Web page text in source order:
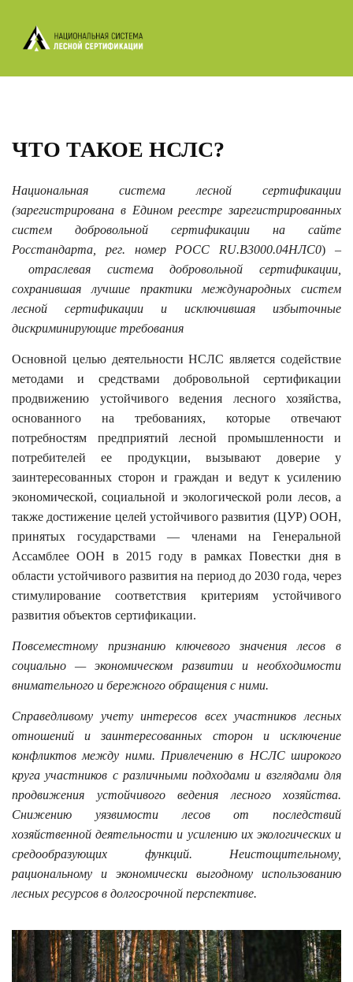
ЧТО ТАКОЕ НСЛС?
Национальная система лесной сертификации
(зарегистрирована в Едином реестре зарегистрированных
систем добровольной сертификации на сайте
Росстандарта, рег. номер РОСС RU.В3000.04НЛС0)
–
отраслевая система добровольной сертификации,
сохранившая лучшие практики международных систем
лесной сертификации и исключившая избыточные
дискриминирующие требования
Основной целью деятельности НСЛС является содействие
методами и средствами добровольной сертификации
продвижению устойчивого ведения лесного хозяйства,
основанного на требованиях, которые отвечают
потребностям предприятий лесной промышленности и
потребителей ее продукции, вызывают доверие у
заинтересованных сторон и граждан и ведут к усилению
экономической, социальной и экологической роли лесов, а
также достижение целей устойчивого развития (ЦУР) ООН,
принятых государствами — членами на Генеральной
Ассамблее ООН в 2015 году в рамках Повестки дня в
области устойчивого развития на период до 2030 года, через
стимулирование соответствия критериям устойчивого
развития объектов сертификации.
Повсеместному признанию ключевого значения лесов в
социально — экономическом развитии и необходимости
внимательного и бережного обращения с ними.
Справедливому учету интересов всех участников лесных
отношений и заинтересованных сторон и исключение
конфликтов между ними. Привлечению в НСЛС широкого
круга участников с различными подходами и взглядами для
продвижения устойчивого ведения лесного хозяйства.
Снижению уязвимости лесов от последствий
хозяйственной деятельности и усилению их экологических и
средообразующих функций. Неистощительному,
рациональному и экономически выгодному использованию
лесных ресурсов в долгосрочной перспективе.